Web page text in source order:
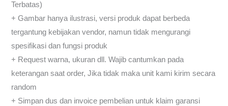
Terbatas)
+ Gambar hanya ilustrasi, versi produk dapat berbeda
tergantung kebijakan vendor, namun tidak mengurangi
spesifikasi dan fungsi produk
+ Request warna, ukuran dll. Wajib cantumkan pada
keterangan saat order, Jika tidak maka unit kami kirim secara
random
+ Simpan dus dan invoice pembelian untuk klaim garansi